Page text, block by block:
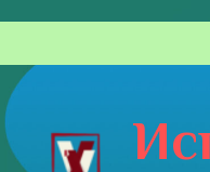
Перейти
содержимому